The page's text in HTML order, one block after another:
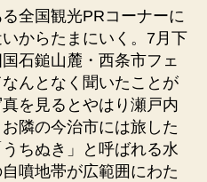
全国観光PRコーナーに
からたまにいく。7月下
石鎚山麓・西条市フェ
んとなく聞いたことが
を見るとやはり瀬戸内
隣の今治市には旅した
ちぬき」と呼ばれる水
噴地帯が広範囲にわた